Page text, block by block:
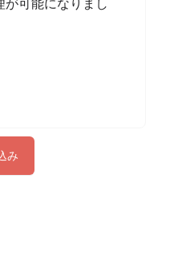
が可能になりまし
み